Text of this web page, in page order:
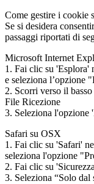
Come gestire i cookie
Se si desidera
passaggi riportati di
Microsoft Internet
1. Fai clic su 'Esplora'
e seleziona l’opzione
2. Scorri verso il
File Ricezione
3. Seleziona l'opzione
Safari su OSX
1. Fai clic su 'Safari'
seleziona l'opzione
2. Fai clic su
3. Seleziona “Solo dal